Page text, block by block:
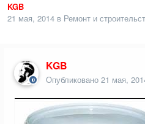
KGB
21 мая, 2014 в Ремонт и
KGB
Опубликовано 21 мая,